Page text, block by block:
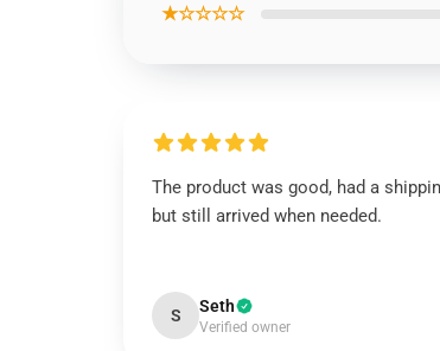
★☆☆☆☆
The product was good, had a
but still arrived when needed.
S Seth
Verified owner